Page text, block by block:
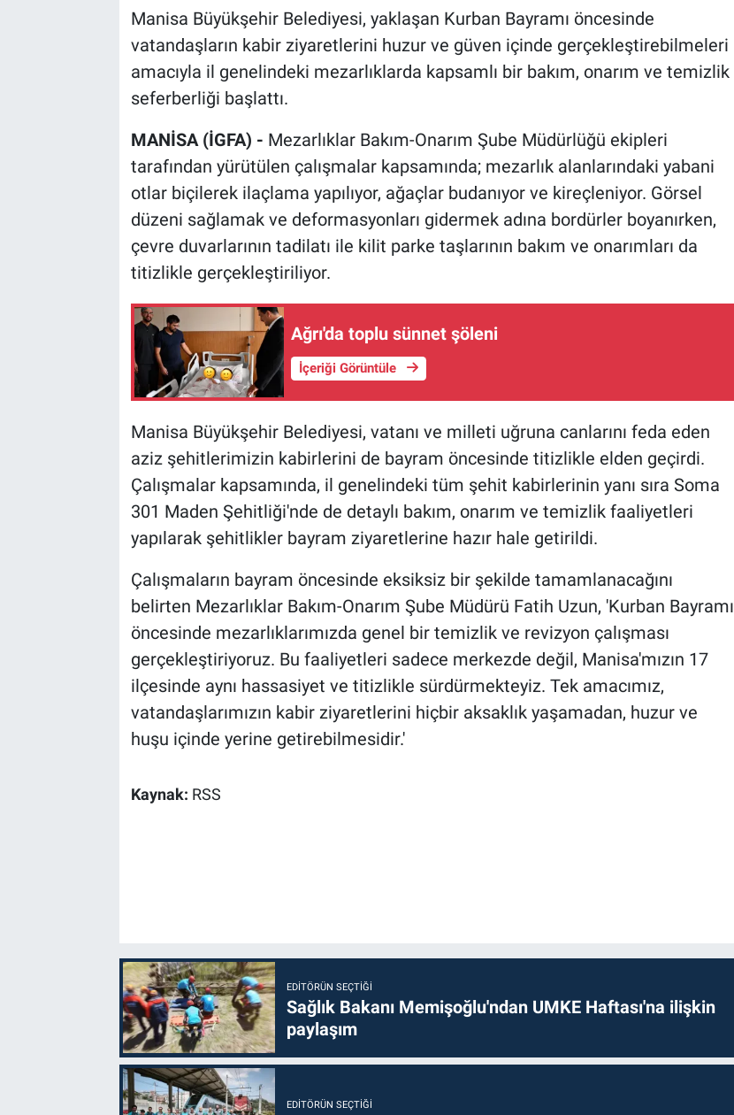
Manisa Büyükşehir Belediyesi, yaklaşan Kurban Bayramı öncesinde
vatandaşların kabir ziyaretlerini huzur ve güven içinde gerçekleştirebilmeleri
amacıyla il genelindeki mezarlıklarda kapsamlı bir bakım, onarım ve temizlik
seferberliği başlattı.
MANİSA (İGFA) - Mezarlıklar Bakım-Onarım Şube Müdürlüğü ekipleri
tarafından yürütülen çalışmalar kapsamında; mezarlık alanlarındaki yabani
otlar biçilerek ilaçlama yapılıyor, ağaçlar budanıyor ve kireçleniyor. Görsel
düzeni sağlamak ve deformasyonları gidermek adına bordürler boyanırken,
çevre duvarlarının tadilatı ile kilit parke taşlarının bakım ve onarımları da
titizlikle gerçekleştiriliyor.
Ağrı'da toplu sünnet şöleni
İçeriği Görüntüle
Manisa Büyükşehir Belediyesi, vatanı ve milleti uğruna canlarını feda eden
aziz şehitlerimizin kabirlerini de bayram öncesinde titizlikle elden geçirdi.
Çalışmalar kapsamında, il genelindeki tüm şehit kabirlerinin yanı sıra Soma
301 Maden Şehitliği'nde de detaylı bakım, onarım ve temizlik faaliyetleri
yapılarak şehitlikler bayram ziyaretlerine hazır hale getirildi.
Çalışmaların bayram öncesinde eksiksiz bir şekilde tamamlanacağını
belirten Mezarlıklar Bakım-Onarım Şube Müdürü Fatih Uzun, 'Kurban Bayramı
öncesinde mezarlıklarımızda genel bir temizlik ve revizyon çalışması
gerçekleştiriyoruz. Bu faaliyetleri sadece merkezde değil, Manisa'mızın 17
ilçesinde aynı hassasiyet ve titizlikle sürdürmekteyiz. Tek amacımız,
vatandaşlarımızın kabir ziyaretlerini hiçbir aksaklık yaşamadan, huzur ve
huşu içinde yerine getirebilmesidir.'
Kaynak: RSS
EDITÖRÜN SEÇTIĞI
Sağlık Bakanı Memişoğlu'ndan UMKE Haftası'na ilişkin
paylaşım
EDITÖRÜN SEÇTIĞI